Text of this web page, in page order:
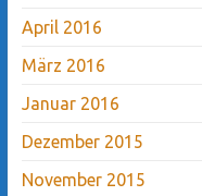
April 2016
März 2016
Januar 2016
Dezember 2015
November 2015